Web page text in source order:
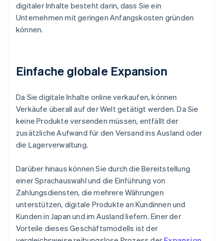
digitaler Inhalte besteht darin, dass Sie ein
Unternehmen mit geringen Anfangskosten gründen
können.
Einfache globale Expansion
Da Sie digitale Inhalte online verkaufen, können
Verkäufe überall auf der Welt getätigt werden. Da Sie
keine Produkte versenden müssen, entfällt der
zusätzliche Aufwand für den Versand ins Ausland oder
die Lagerverwaltung.
Darüber hinaus können Sie durch die Bereitstellung
einer Sprachauswahl und die Einführung von
Zahlungsdiensten, die mehrere Währungen
unterstützen, digitale Produkte an Kundinnen und
Kunden in Japan und im Ausland liefern. Einer der
Vorteile dieses Geschäftsmodells ist der